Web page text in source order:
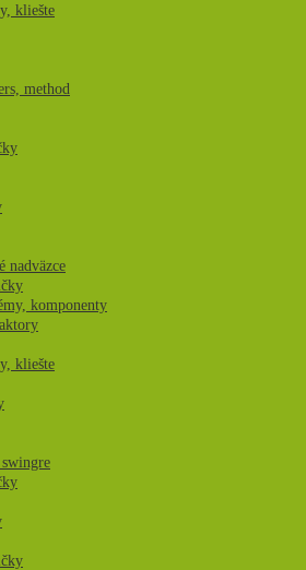
kliešte
method
nadväzce
komponenty
kliešte